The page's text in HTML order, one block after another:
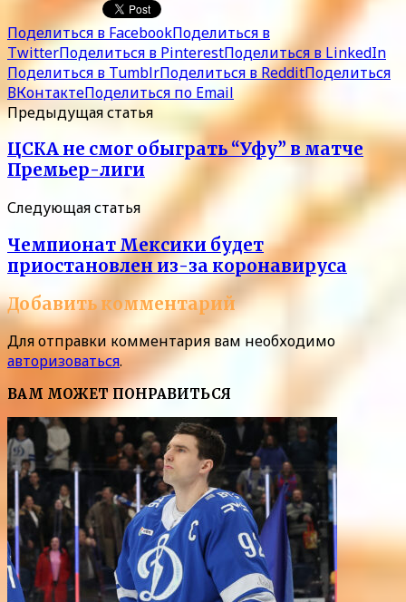
Поделиться в FacebookПоделиться в
TwitterПоделиться в PinterestПоделиться в LinkedIn
Поделиться в TumblrПоделиться в RedditПоделиться
ВКонтактеПоделиться по Email
Предыдущая статья
ЦСКА не смог обыграть “Уфу” в матче
Премьер-лиги
Следующая статья
Чемпионат Мексики будет
приостановлен из-за коронавируса
Добавить комментарий
Для отправки комментария вам необходимо
авторизоваться.
ВАМ МОЖЕТ ПОНРАВИТЬСЯ